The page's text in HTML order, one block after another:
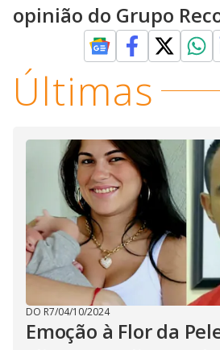
opinião do Grupo
Últimas
DO R7/04/10/2024
Emoção à Flor da